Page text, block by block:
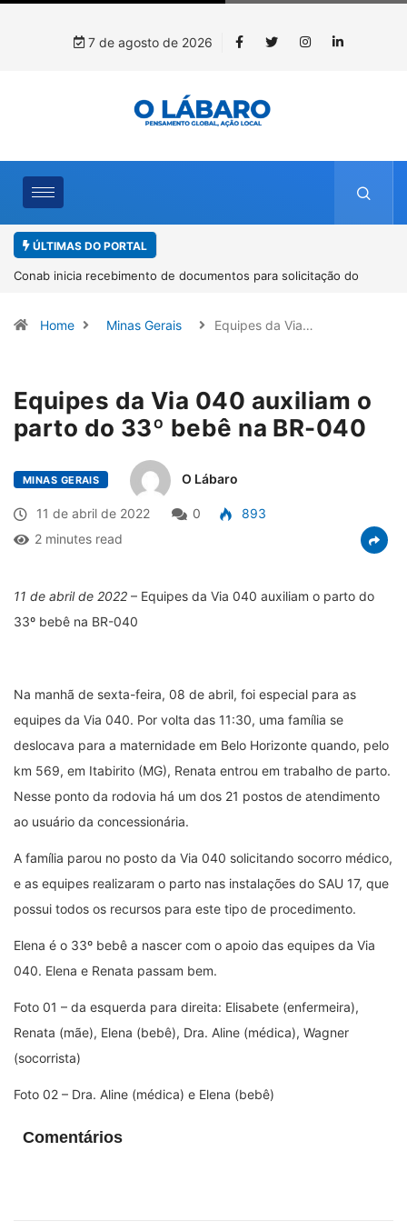
7 de agosto de 2026
ÚLTIMAS DO PORTAL
do
Workshop internacional debate futuro da
Home Minas Gerais Equipes da Via…
Equipes da Via 040 auxiliam o
parto do 33º bebê na BR-040
MINAS GERAIS O Lábaro
11 de abril de 2022 0
893
2 minutes read
11 de abril de 2022 – Equipes da Via 040 auxiliam o parto do
33º bebê na BR-040
Na manhã de sexta-feira, 08 de abril, foi especial para as
equipes da Via 040. Por volta das 11:30, uma família se
deslocava para a maternidade em Belo Horizonte quando, pelo
km 569, em Itabirito (MG), Renata entrou em trabalho de parto.
Nesse ponto da rodovia há um dos 21 postos de atendimento
ao usuário da concessionária.
A família parou no posto da Via 040 solicitando socorro médico,
e as equipes realizaram o parto nas instalações do SAU 17, que
possui todos os recursos para este tipo de procedimento.
Elena é o 33º bebê a nascer com o apoio das equipes da Via
040. Elena e Renata passam bem.
Foto 01 – da esquerda para direita: Elisabete (enfermeira),
Renata (mãe), Elena (bebê), Dra. Aline (médica), Wagner
(socorrista)
Foto 02 – Dra. Aline (médica) e Elena (bebê)
Comentários